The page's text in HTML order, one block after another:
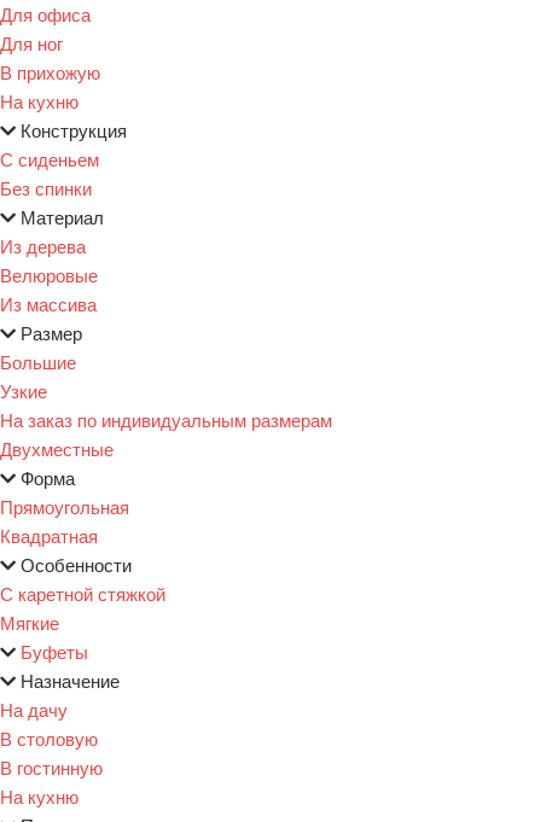
Для офиса
Для ног
В прихожую
На кухню
Конструкция
С сиденьем
Без спинки
Материал
Из дерева
Велюровые
Из массива
Размер
Большие
Узкие
На заказ по индивидуальным размерам
Двухместные
Форма
Прямоугольная
Квадратная
Особенности
С каретной стяжкой
Мягкие
Буфеты
Назначение
На дачу
В столовую
В гостинную
На кухню